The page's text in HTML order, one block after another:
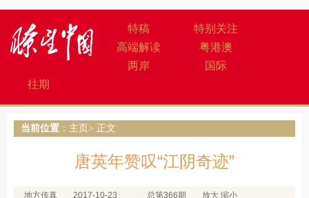
特稿
特别关注
高端解读
粤港澳
两岸
国际
往期
当前位置 ： 主页 > 正文
唐英年赞叹“江阴奇迹”
地方传真 2017-10-23 总第366期 放大 缩小